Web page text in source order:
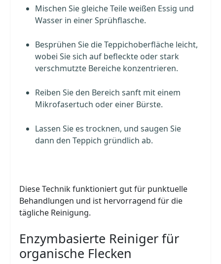
Mischen Sie gleiche Teile weißen Essig und
Wasser in einer Sprühflasche.
Besprühen Sie die Teppichoberfläche leicht,
wobei Sie sich auf befleckte oder stark
verschmutzte Bereiche konzentrieren.
Reiben Sie den Bereich sanft mit einem
Mikrofasertuch oder einer Bürste.
Lassen Sie es trocknen, und saugen Sie
dann den Teppich gründlich ab.
Diese Technik funktioniert gut für punktuelle
Behandlungen und ist hervorragend für die
tägliche Reinigung.
Enzymbasierte Reiniger für
organische Flecken